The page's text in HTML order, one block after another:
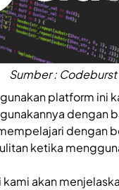
Sumber : Codeburst
platform ini
dengan
dengan
ketika
kami akan